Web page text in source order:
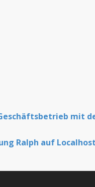
mit
Ralph auf